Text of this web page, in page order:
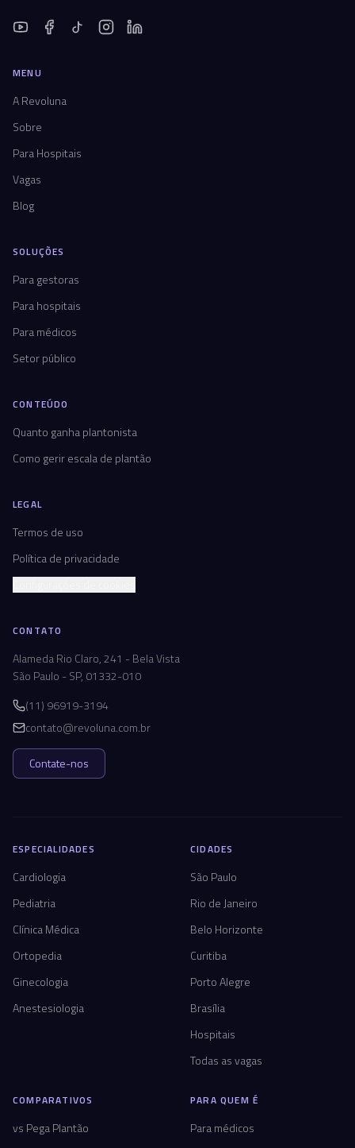
MENU
A Revoluna
Sobre
Para Hospitais
Vagas
Blog
SOLUÇÕES
Para gestoras
Para hospitais
Para médicos
Setor público
CONTEÚDO
Quanto ganha plantonista
Como gerir escala de plantão
LEGAL
Termos de uso
Política de privacidade
CONTATO
Alameda Rio Claro, 241 - Bela Vista
São Paulo - SP, 01332-010
(11) 96919-3194
contato@revoluna.com.br
Contate-nos
ESPECIALIDADES
Cardiologia
Pediatria
Clínica Médica
Ortopedia
Ginecologia
Anestesiologia
CIDADES
São Paulo
Rio de Janeiro
Belo Horizonte
Curitiba
Porto Alegre
Brasília
Hospitais
Todas as vagas
COMPARATIVOS
vs Pega Plantão
PARA QUEM É
Para médicos